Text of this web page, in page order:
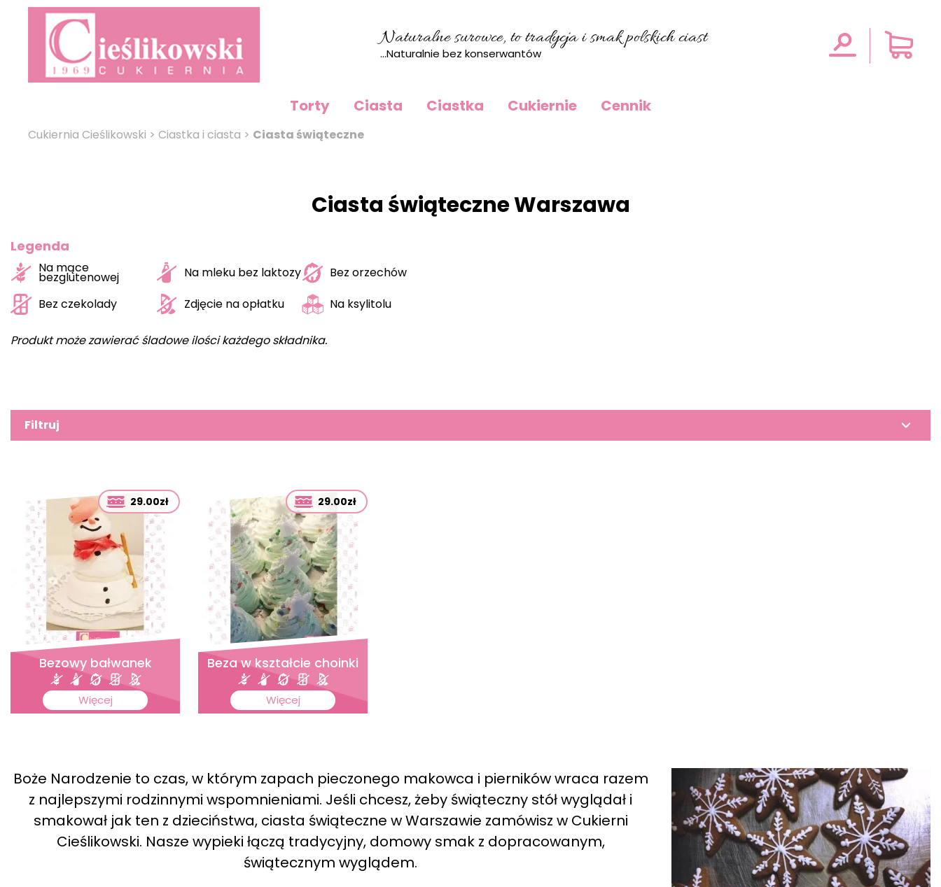
Naturalne surowce, to tradycja i smak polskich ciast
...Naturalnie bez konserwantów
Torty Ciasta Ciastka Cukiernie Cennik
Cukiernia Cieślikowski > Ciastka i ciasta > Ciasta świąteczne
Ciasta świąteczne Warszawa
Legenda
Na mące
bezglutenowej Na mleku bez laktozy
Bez orzechów
Bez czekolady
Zdjęcie na opłatku Na ksylitolu
Produkt może zawierać śladowe ilości każdego składnika.
Filtruj
29.00zł
Bezowy bałwanek
Więcej
29.00zł
Beza w kształcie choinki
Więcej
Boże Narodzenie to czas, w którym zapach pieczonego makowca i pierników wraca razem
z najlepszymi rodzinnymi wspomnieniami. Jeśli chcesz, żeby świąteczny stół wyglądał i
smakował jak ten z dzieciństwa, ciasta świąteczne w Warszawie zamówisz w Cukierni
Cieślikowski. Nasze wypieki łączą tradycyjny, domowy smak z dopracowanym,
świątecznym wyglądem.